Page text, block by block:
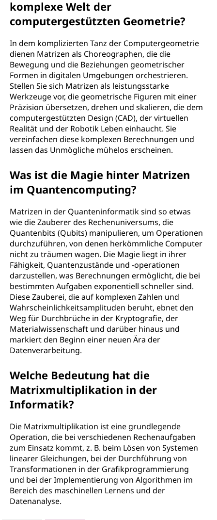
komplexe Welt der
computergestützten Geometrie?
In dem komplizierten Tanz der Computergeometrie
dienen Matrizen als Choreographen, die die
Bewegung und die Beziehungen geometrischer
Formen in digitalen Umgebungen orchestrieren.
Stellen Sie sich Matrizen als leistungsstarke
Werkzeuge vor, die geometrische Figuren mit einer
Präzision übersetzen, drehen und skalieren, die dem
computergestützten Design (CAD), der virtuellen
Realität und der Robotik Leben einhaucht. Sie
vereinfachen diese komplexen Berechnungen und
lassen das Unmögliche mühelos erscheinen.
Was ist die Magie hinter Matrizen
im Quantencomputing?
Matrizen in der Quanteninformatik sind so etwas
wie die Zauberer des Rechenuniversums, die
Quantenbits (Qubits) manipulieren, um Operationen
durchzuführen, von denen herkömmliche Computer
nicht zu träumen wagen. Die Magie liegt in ihrer
Fähigkeit, Quantenzustände und -operationen
darzustellen, was Berechnungen ermöglicht, die bei
bestimmten Aufgaben exponentiell schneller sind.
Diese Zauberei, die auf komplexen Zahlen und
Wahrscheinlichkeitsamplituden beruht, ebnet den
Weg für Durchbrüche in der Kryptografie, der
Materialwissenschaft und darüber hinaus und
markiert den Beginn einer neuen Ära der
Datenverarbeitung.
Welche Bedeutung hat die
Matrixmultiplikation in der
Informatik?
Die Matrixmultiplikation ist eine grundlegende
Operation, die bei verschiedenen Rechenaufgaben
zum Einsatz kommt, z. B. beim Lösen von Systemen
linearer Gleichungen, bei der Durchführung von
Transformationen in der Grafikprogrammierung
und bei der Implementierung von Algorithmen im
Bereich des maschinellen Lernens und der
Datenanalyse.